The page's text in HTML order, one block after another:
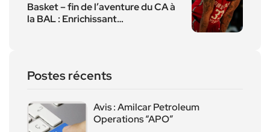
Basket – fin de l’aventure du CA à
la BAL : Enrichissant…
Postes récents
Avis : Amilcar Petroleum
Operations “APO”